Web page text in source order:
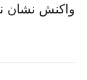
واکنش نشان